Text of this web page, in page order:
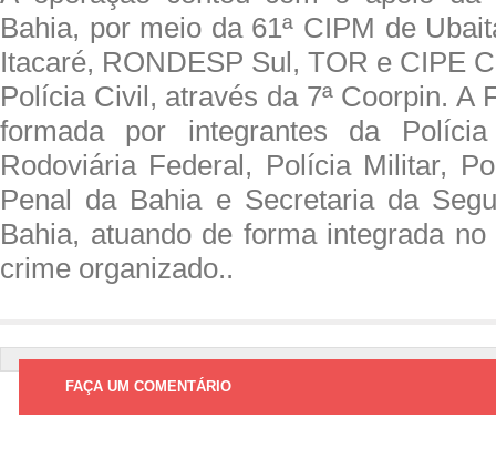
Bahia, por meio da 61ª CIPM de
Itacaré, RONDESP Sul, TOR e CIPE
Polícia Civil, através da 7ª Coorpin. A
formada por integrantes da
Rodoviária Federal, Polícia Militar,
Penal da Bahia e Secretaria da
Bahia, atuando de forma integrada
crime organizado..
FAÇA UM COMENTÁRIO